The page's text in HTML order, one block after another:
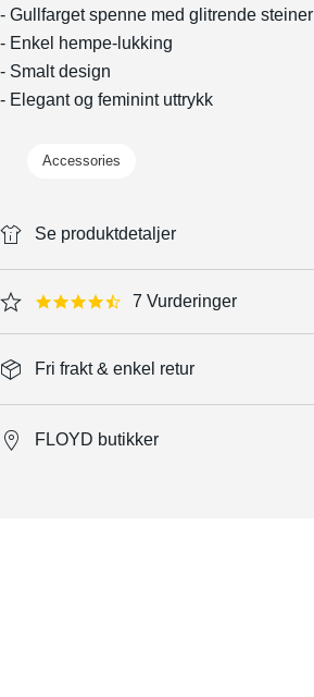
- Gullfarget spenne med glitrende steiner
- Enkel hempe-lukking
- Smalt design
- Elegant og feminint uttrykk
Accessories
Se produktdetaljer
4.7 star rating 7 Vurderinger
Fri frakt & enkel retur
FLOYD butikker